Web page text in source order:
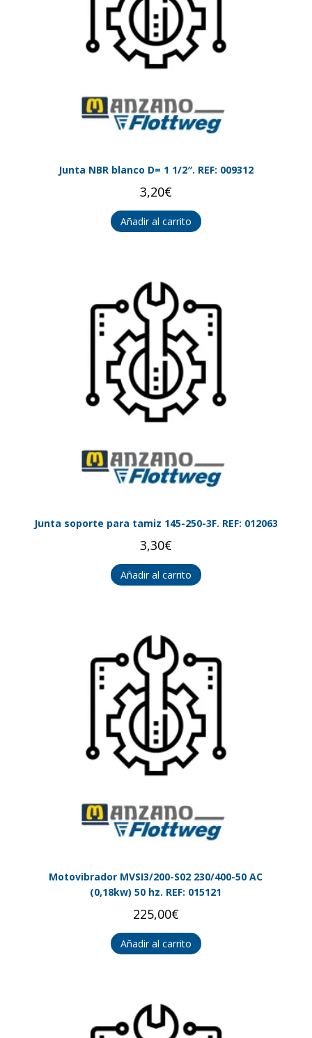
Junta NBR blanco D= 1 1/2″. REF: 009312
3,20€
Añadir al carrito
Junta soporte para tamiz 145-250-3F. REF: 012063
3,30€
Añadir al carrito
Motovibrador MVSI3/200-S02 230/400-50 AC
(0,18kw) 50 hz. REF: 015121
225,00€
Añadir al carrito